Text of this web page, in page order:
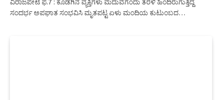
ವಿರಾಜಪೇಟೆ ಫೆ.7 : ಕೊಡಗಿನ ವ್ಯಕ್ತಿಗಳು ಮದುವೆಗೆಂದು ತೆರಳಿ ಹಿಂದಿರುಗುತ್ತಿದ್ದ
ಸಂದರ್ಭ ಅಪಘಾತ ಸಂಭವಿಸಿ ಮೃತಪಟ್ಟ ಏಳು ಮಂದಿಯ ಕುಟುಂಬದ…